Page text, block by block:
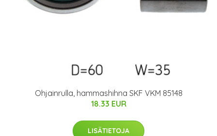
Ohjainrulla, hammashihna SKF VKM 85148
18.33 EUR
LISÄTIETOJA